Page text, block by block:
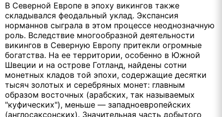
В Северной Европе в эпоху викингов также
складывался феодальный уклад. Экспансия
норманнов сыграла в этом процессе неоднозначную
роль. Вследствие многообразной деятельности
викингов в Северную Европу притекли огромные
богатства. На ее территории, особенно в Южной
Швеции и на острове Готланд, найдены сотни
монетных кладов той эпохи, содержащие десятки
тысяч золотых и серебряных монет: главным
образом восточных (арабских, так называемых
"куфических"), меньше — западноевропейских
(англосаксонских). Значительная часть добытого